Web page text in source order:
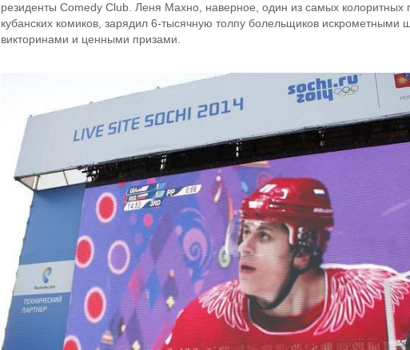
резиденты Comedy Club. Леня Махно, наверное, один из самых колоритных
кубанских комиков, зарядил 6-тысячную толпу болельщиков искрометными
викторинами и ценными призами.